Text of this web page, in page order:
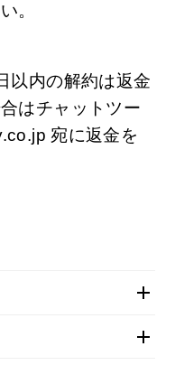
。
以内の解約は返金
はチャットツー
宛に返金を